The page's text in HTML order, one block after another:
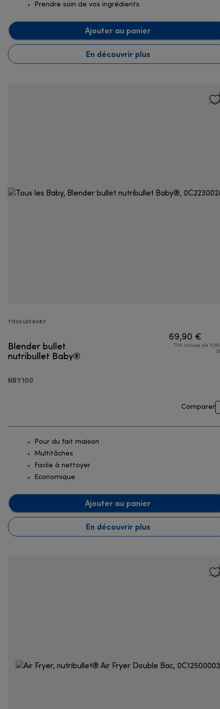
Prendre soin de vos ingrédients
Ajouter au panier
En découvrir plus
TOUS LES BABY
Blender bullet
nutribullet Baby®
NBY100
69,90 €
TVA incluse de
Comparer
Pour du fait maison
Multitâches
Facile à nettoyer
Economique
Ajouter au panier
En découvrir plus